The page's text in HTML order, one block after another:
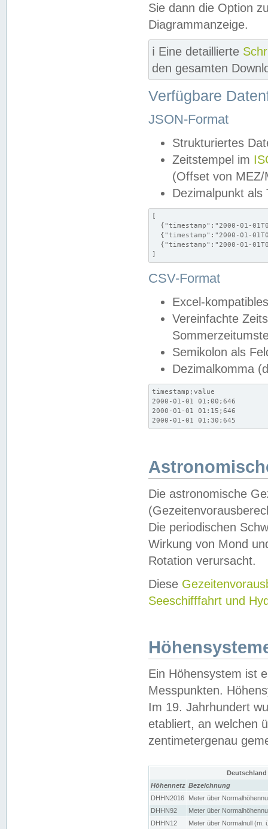
Sie dann die Option
Diagrammanzeige.
ℹ️ Eine detaillierte
den gesamten
Verfügbare
JSON-Format
Strukturiertes
Zeitstempel im
(Offset von MEZ/
Dezimalpunkt als
[
{"timestamp":"2000-01-
{"timestamp":"2000-01-
{"timestamp":"2000-01-
]
CSV-Format
Excel-
Vereinfachte
Semikolon als
Dezimalkomma
timestamp;value
2000-01-01 01:00;646
2000-01-01 01:15;646
2000-01-01 01:30;645
Die astronomische
Die periodischen
Wirkung von Mond
Rotation verursacht.
Diese
Seeschifffahrt und
Ein Höhensystem ist
Messpunkten.
Im 19. Jahrhundert
etabliert, an welchen
zentimetergenau
Höhennetz Bezeichnung
DHHN2016
Meter über
DHHN92
Meter über
DHHN12
Meter über Normalnull (m.